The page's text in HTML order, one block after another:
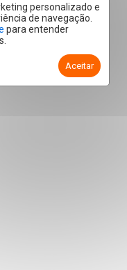
personalizado e
de navegação.
para entender
Aceitar